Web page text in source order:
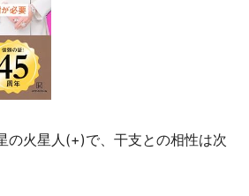
の火星人(+)で、干支との相性は次